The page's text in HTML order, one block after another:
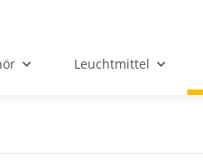
Leuchtmittel